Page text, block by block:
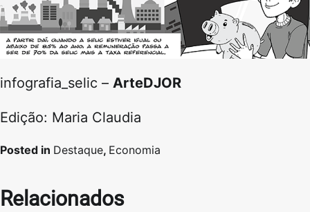
infografia_selic – ArteDJOR
Edição: Maria Claudia
Posted in Destaque, Economia
Relacionados